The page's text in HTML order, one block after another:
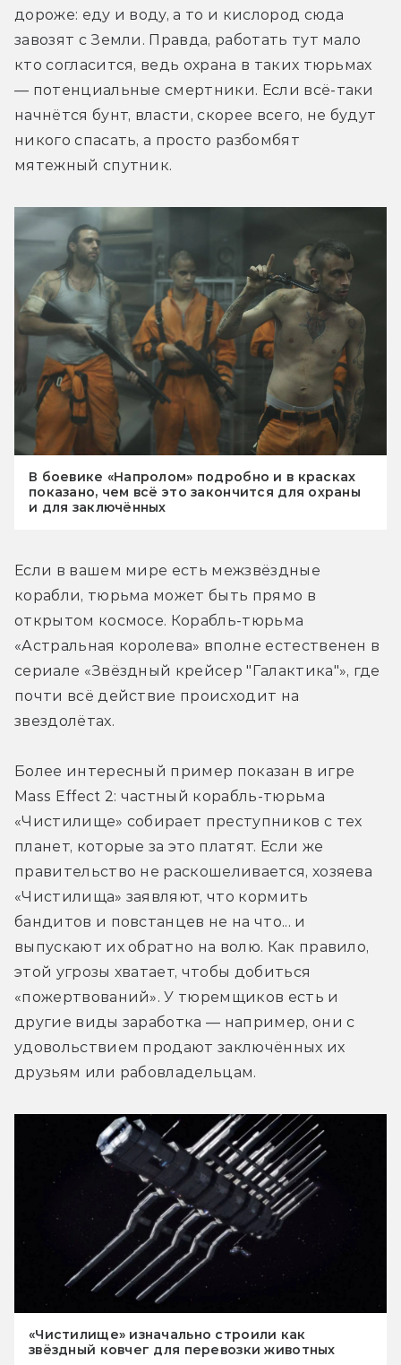
дороже: еду и воду, а то и кислород сюда
завозят с Земли. Правда, работать тут мало
кто согласится, ведь охрана в таких тюрьмах
— потенциальные смертники. Если всё-таки
начнётся бунт, власти, скорее всего, не будут
никого спасать, а просто разбомбят
мятежный спутник.
В боевике «Напролом» подробно и в красках
показано, чем всё это закончится для охраны
и для заключённых
Если в вашем мире есть межзвёздные
корабли, тюрьма может быть прямо в
открытом космосе. Корабль-тюрьма
«Астральная королева» вполне естественен в
сериале «Звёздный крейсер "Галактика"», где
почти всё действие происходит на
звездолётах.
Более интересный пример показан в игре
Mass Effect 2: частный корабль-тюрьма
«Чистилище» собирает преступников с тех
планет, которые за это платят. Если же
правительство не раскошеливается, хозяева
«Чистилища» заявляют, что кормить
бандитов и повстанцев не на что... и
выпускают их обратно на волю. Как правило,
этой угрозы хватает, чтобы добиться
«пожертвований». У тюремщиков есть и
другие виды заработка — например, они с
удовольствием продают заключённых их
друзьям или рабовладельцам.
«Чистилище» изначально строили как
звёздный ковчег для перевозки животных